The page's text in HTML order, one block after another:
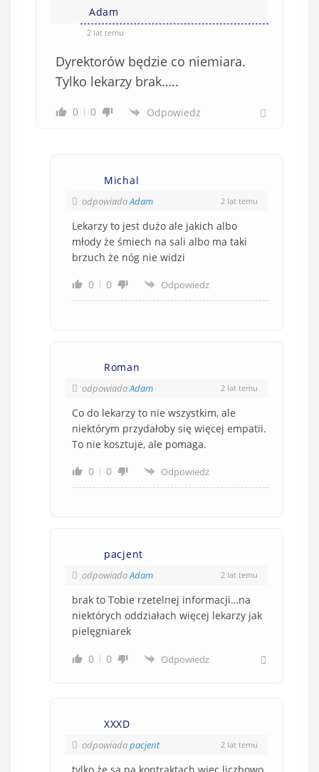
Adam
2 lat temu
Dyrektorów będzie co niemiara.
Tylko lekarzy brak…..
0 0 Odpowiedz
Michal
odpowiadaAdam 2 lat temu
Lekarzy to jest dużo ale jakich albo
młody że śmiech na sali albo ma taki
brzuch że nóg nie widzi
0
0 Odpowiedz
Roman
odpowiadaAdam 2 lat temu
Co do lekarzy to nie wszystkim, ale
niektórym przydałoby się więcej empatii.
To nie kosztuje, ale pomaga.
0
0 Odpowiedz
pacjent
odpowiadaAdam 2 lat temu
brak to Tobie rzetelnej informacji…na
niektórych oddziałach więcej lekarzy jak
pielęgniarek
0 0 Odpowiedz
XXXD
odpowiadapacjent 2 lat temu
tylko że są na kontraktach więc liczbowo